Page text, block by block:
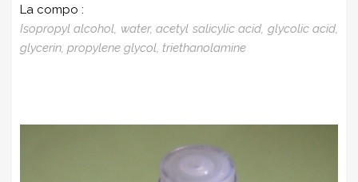
La compo :
Isopropyl alcohol, water, acetyl salicylic acid, glycolic acid,
glycerin, propylene glycol, triethanolamine